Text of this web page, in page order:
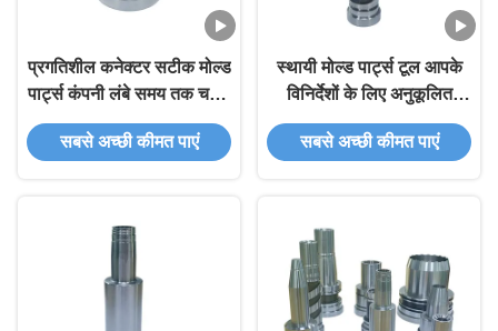
प्रगतिशील कनेक्टर सटीक मोल्ड
पार्ट्स कंपनी लंबे समय तक चलने
वाली स्थायित्व के साथ
सबसे अच्छी कीमत पाएं
स्थायी मोल्ड पार्ट्स टूल आपके
विनिर्देशों के लिए अनुकूलित
समाधान
सबसे अच्छी कीमत पाएं